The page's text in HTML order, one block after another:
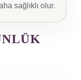
sağlıklı olur.